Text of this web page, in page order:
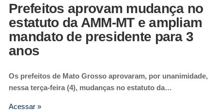
Prefeitos aprovam mudança no
estatuto da AMM-MT e ampliam
mandato de presidente para 3
anos
Os prefeitos de Mato Grosso aprovaram, por unanimidade,
nessa terça-feira (4), mudanças no estatuto da…
Acessar »